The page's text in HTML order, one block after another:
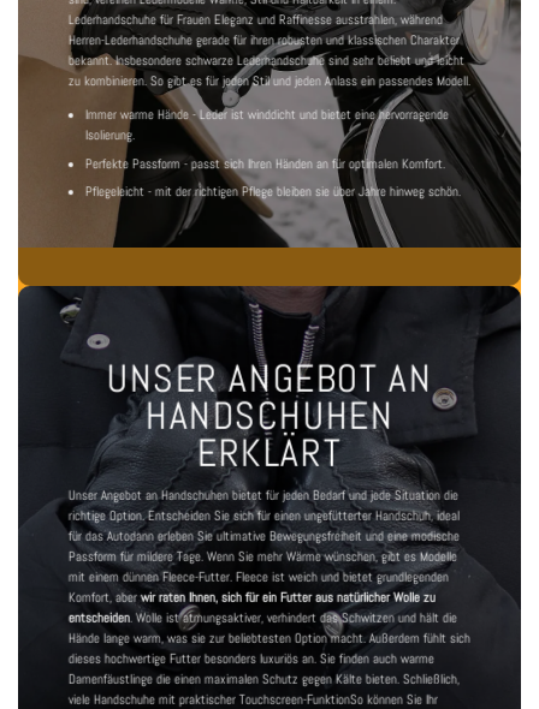
Lederhandschuhe für FrauenEleganz und Raffinesse ausstrahlen, während
Herren-Lederhandschuhegerade für ihren robusten und klassischen Charakter
bekannt. Insbesondere schwarze Lederhandschuhesind sehr beliebt und leicht
zu kombinieren. So gibt es für jeden Stil und jeden Anlass ein passendes Modell.
Immer warme Hände - Leder ist winddicht und bietet eine hervorragende
Isolierung.
Perfekte Passform - passt sich Ihren Händen an für optimalen Komfort.
Pflegeleicht - mit der richtigen Pflege bleiben sie über Jahre hinweg schön.
UNSER ANGEBOT AN
HANDSCHUHEN
ERKLÄRT
Unser Angebot an Handschuhen bietet für jeden Bedarf und jede Situation die
richtige Option. Entscheiden Sie sich für einen ungefütterter Handschuh, ideal
für das Autodann erleben Sie ultimative Bewegungsfreiheit und eine modische
Passform für mildere Tage. Wenn Sie mehr Wärme wünschen, gibt es Modelle
mit einem dünnen Fleece-Futter. Fleece ist weich und bietet grundlegenden
Komfort, aberwir raten Ihnen, sich für ein Futter aus natürlicher Wolle zu
entscheiden. Wolle ist atmungsaktiver, verhindert das Schwitzen und hält die
Hände lange warm, was sie zur beliebtesten Option macht. Außerdem fühlt sich
dieses hochwertige Futter besonders luxuriös an. Sie finden auch warme
Damenfäustlingedie einen maximalen Schutz gegen Kälte bieten. Schließlich,
viele Handschuhe mit praktischer Touchscreen-FunktionSo können Sie Ihr